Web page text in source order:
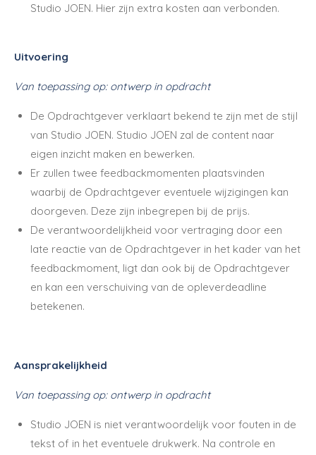
Studio JOEN. Hier zijn extra kosten aan verbonden.
Uitvoering
Van toepassing op: ontwerp in opdracht
De Opdrachtgever verklaart bekend te zijn met de stijl
van Studio JOEN. Studio JOEN zal de content naar
eigen inzicht maken en bewerken.
Er zullen twee feedbackmomenten plaatsvinden
waarbij de Opdrachtgever eventuele wijzigingen kan
doorgeven. Deze zijn inbegrepen bij de prijs.
De verantwoordelijkheid voor vertraging door een
late reactie van de Opdrachtgever in het kader van het
feedbackmoment, ligt dan ook bij de Opdrachtgever
en kan een verschuiving van de opleverdeadline
betekenen.
Aansprakelijkheid
Van toepassing op: ontwerp in opdracht
Studio JOEN is niet verantwoordelijk voor fouten in de
tekst of in het eventuele drukwerk. Na controle en